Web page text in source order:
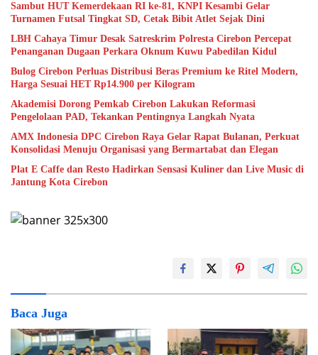
Sambut HUT Kemerdekaan RI ke-81, KNPI Kesambi Gelar
Turnamen Futsal Tingkat SD, Cetak Bibit Atlet Sejak Dini
LBH Cahaya Timur Desak Satreskrim Polresta Cirebon Percepat
Penanganan Dugaan Perkara Oknum Kuwu Pabedilan Kidul
Bulog Cirebon Perluas Distribusi Beras Premium ke Ritel Modern,
Harga Sesuai HET Rp14.900 per Kilogram
Akademisi Dorong Pemkab Cirebon Lakukan Reformasi
Pengelolaan PAD, Tekankan Pentingnya Langkah Nyata
AMX Indonesia DPC Cirebon Raya Gelar Rapat Bulanan, Perkuat
Konsolidasi Menuju Organisasi yang Bermartabat dan Elegan
Plat E Caffe dan Resto Hadirkan Sensasi Kuliner dan Live Music di
Jantung Kota Cirebon
Baca Juga